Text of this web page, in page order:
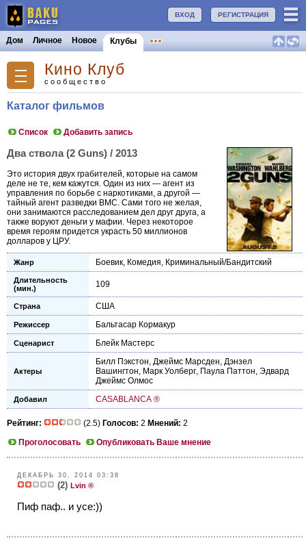
РЕГИСТРАЦИЯ
ВХОД
Дом Личное Новое Клубы
Кино Клуб
сообщество
Каталог фильмов
Список Добавить запись
Два ствола (2 Guns) / 2013
Это история двух грабителей, которые на самом
деле не те, кем кажутся. Один из них — агент из
управления по борьбе с наркотиками, а другой —
тайный агент разведки ВМС. Сами того не желая,
они занимаются расследованием дел друг друга, а
также воруют деньги у мафии. Через некоторое
время героям придется украсть 50 миллионов
долларов у ЦРУ.
Жанр Боевик, Комедия, Криминальный/Бандитский
Длительность
(мин.)
109
Страна США
Режиссер Бальтасар Кормакур
Сценарист Блейк Мастерс
Актеры
Билл Пэкстон, Джеймс Марсден, Дэнзел
Вашингтон, Марк Уолберг, Паула Паттон, Эдвард
Джеймс Олмос
Добавил CASABLANCA ®
Рейтинг: (2.5) Голосов: 2 Мнений: 2
Проголосовать
Опубликовать Ваше мнение
ДЕКАБРЬ 30, 2014 03:38
(2) Lvin ®
Пиф паф.. и усе:))